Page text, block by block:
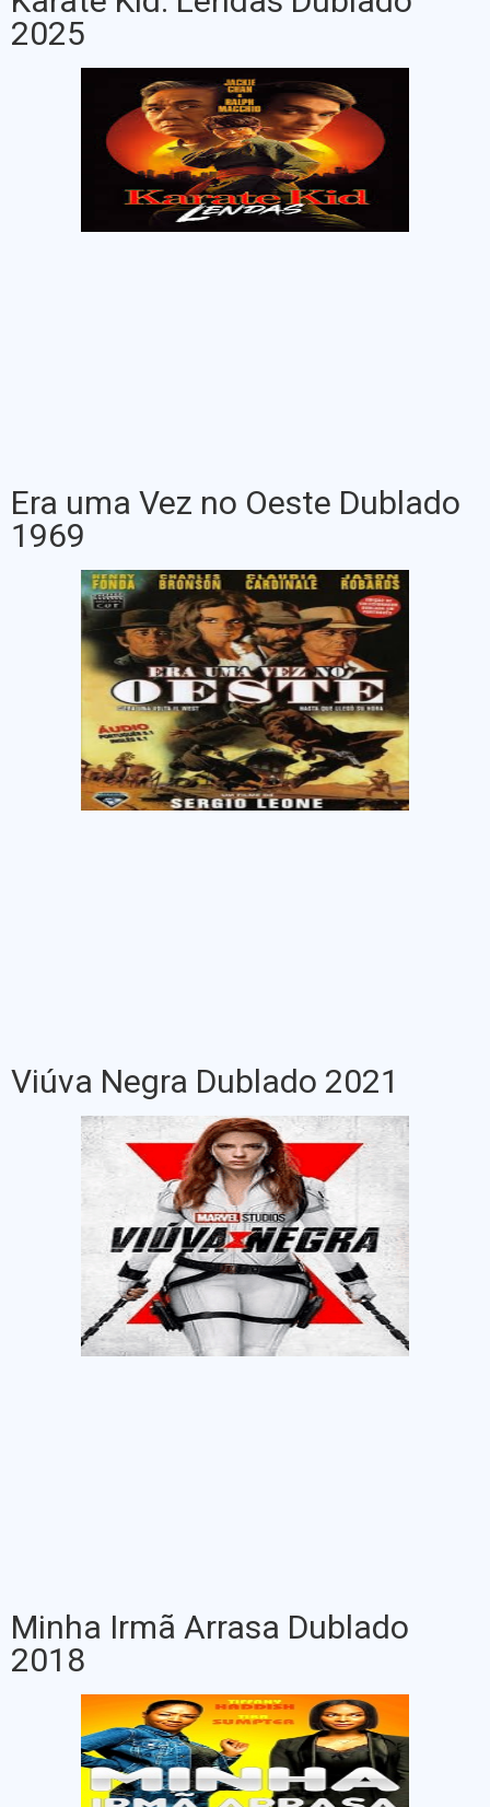
2025
Era uma Vez no Oeste Dublado
1969
Viúva Negra Dublado 2021
Minha Irmã Arrasa Dublado
2018